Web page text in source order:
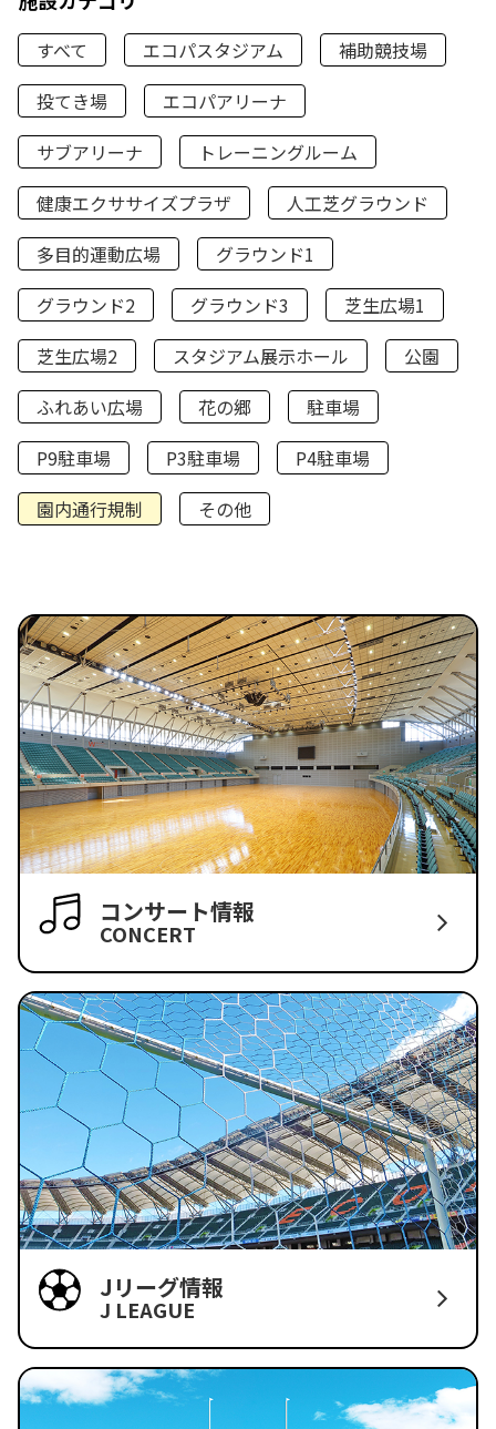
すべて エコパスタジアム
補助競技場
投てき場
エコパアリーナ
サブアリーナ
トレーニングルーム
健康エクササイズプラザ
人工芝グラウンド
多目的運動広場
グラウンド1
グラウンド2
グラウンド3
芝生広場1
芝生広場2
スタジアム展示ホール
公園
ふれあい広場
花の郷
駐車場
P9駐車場
P3駐車場
P4駐車場
園内通行規制
その他
コンサート情報
CONCERT
Jリーグ情報
J LEAGUE